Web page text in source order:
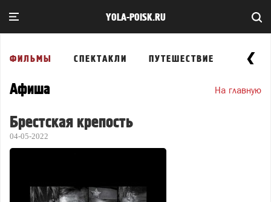
YOLA-POISK.RU
ФИЛЬМЫ СПЕКТАКЛИ ПУТЕШЕСТВИЕ
Афиша На главную
Брестская крепость
04-05-2022